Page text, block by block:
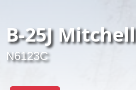
B-25J Mitchell
N6123C